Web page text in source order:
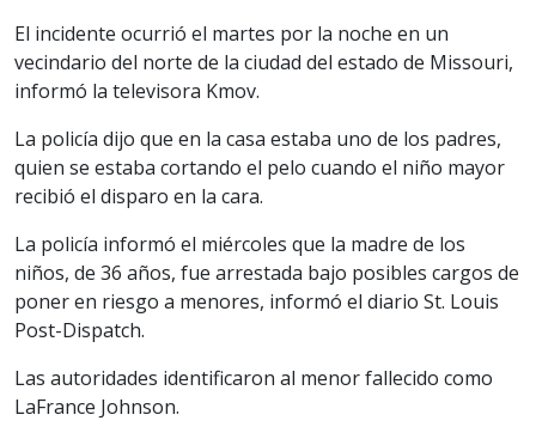
El incidente ocurrió el martes por la noche en un
vecindario del norte de la ciudad del estado de Missouri,
informó la televisora Kmov.
La policía dijo que en la casa estaba uno de los padres,
quien se estaba cortando el pelo cuando el niño mayor
recibió el disparo en la cara.
La policía informó el miércoles que la madre de los
niños, de 36 años, fue arrestada bajo posibles cargos de
poner en riesgo a menores, informó el diario St. Louis
Post-Dispatch.
Las autoridades identificaron al menor fallecido como
LaFrance Johnson.